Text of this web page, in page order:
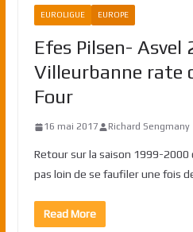
EUROLIGUE EUROPE
Efes Pilsen- Asvel
Villeurbanne rate
Four
16 mai 2017 Richard Sengmany
Retour sur la saison 1999-2000
pas loin de se faufiler une fois
Read More